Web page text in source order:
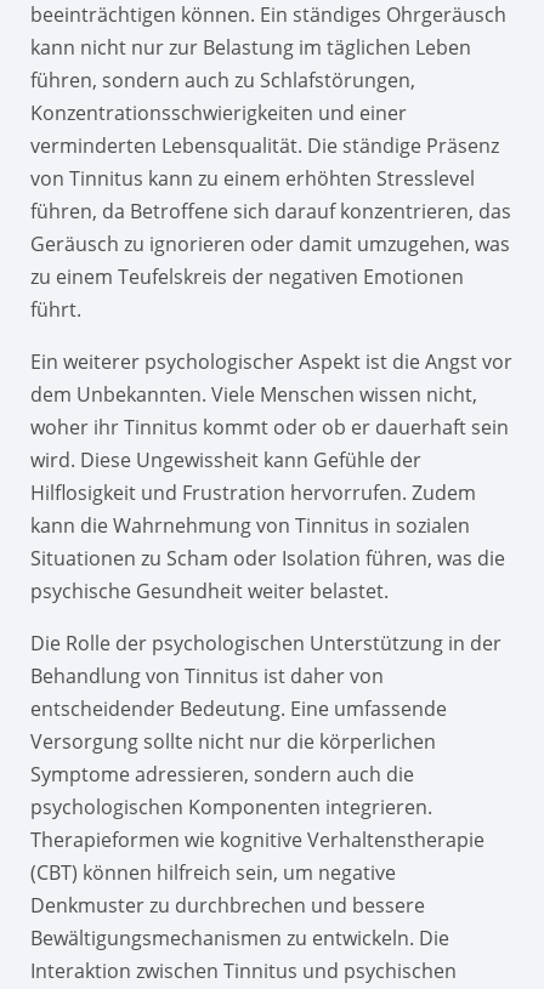
beeinträchtigen können. Ein ständiges Ohrgeräusch
kann nicht nur zur Belastung im täglichen Leben
führen, sondern auch zu Schlafstörungen,
Konzentrationsschwierigkeiten und einer
verminderten Lebensqualität. Die ständige Präsenz
von Tinnitus kann zu einem erhöhten Stresslevel
führen, da Betroffene sich darauf konzentrieren, das
Geräusch zu ignorieren oder damit umzugehen, was
zu einem Teufelskreis der negativen Emotionen
führt.
Ein weiterer psychologischer Aspekt ist die Angst vor
dem Unbekannten. Viele Menschen wissen nicht,
woher ihr Tinnitus kommt oder ob er dauerhaft sein
wird. Diese Ungewissheit kann Gefühle der
Hilflosigkeit und Frustration hervorrufen. Zudem
kann die Wahrnehmung von Tinnitus in sozialen
Situationen zu Scham oder Isolation führen, was die
psychische Gesundheit weiter belastet.
Die Rolle der psychologischen Unterstützung in der
Behandlung von Tinnitus ist daher von
entscheidender Bedeutung. Eine umfassende
Versorgung sollte nicht nur die körperlichen
Symptome adressieren, sondern auch die
psychologischen Komponenten integrieren.
Therapieformen wie kognitive Verhaltenstherapie
(CBT) können hilfreich sein, um negative
Denkmuster zu durchbrechen und bessere
Bewältigungsmechanismen zu entwickeln. Die
Interaktion zwischen Tinnitus und psychischen